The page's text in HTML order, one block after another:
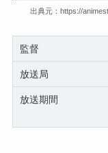
出典元：https://
監督
放送局
放送期間